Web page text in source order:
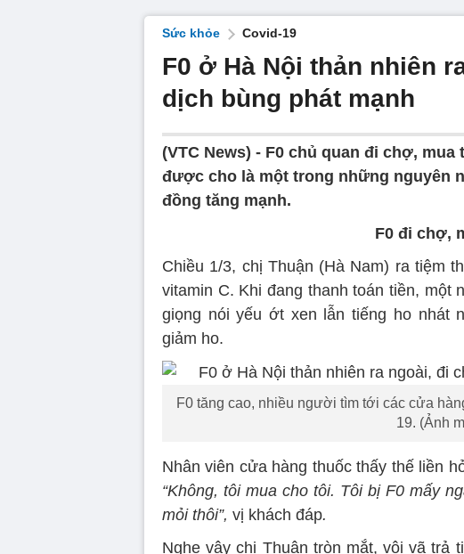
Sức khỏe Covid-19
F0 ở Hà Nội thản nhiên
dịch bùng phát mạnh
(VTC News) - F0 chủ quan đi chợ, mua
được cho là một trong những nguyên
đồng tăng mạnh.
F0 đi chợ,
Chiều 1/3, chị Thuận (Hà Nam) ra tiệm
vitamin C. Khi đang thanh toán tiền,
giọng nói yếu ớt xen lẫn tiếng ho nhát
giảm ho.
F0 tăng cao, nhiều người tìm tới các cửa
19. (Ảnh
Nhân viên cửa hàng thuốc thấy thế liền
“Không, tôi mua cho tôi. Tôi bị F0 mấy
mỏi thôi”, vị khách đáp.
Nghe vậy chị Thuận tròn mắt, vội vã trả